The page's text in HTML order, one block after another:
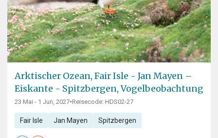
Arktischer Ozean, Fair Isle - Jan Mayen –
Eiskante - Spitzbergen, Vogelbeobachtung
23 Mai - 1 Jun, 2027•Reisecode: HDS02-27
Fair Isle Jan Mayen Spitzbergen